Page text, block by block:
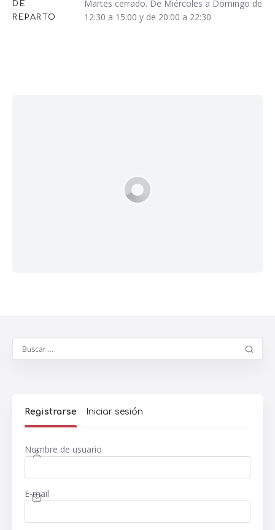
DE
REPARTO
Martes cerrado. De Miércoles a Domingo de
12:30 a 15:00 y de 20:00 a 22:30
Registrarse Iniciar sesión
Nombre de usuario
E-mail